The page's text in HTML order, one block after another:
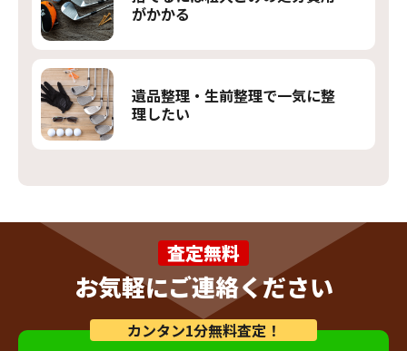
がかかる
遺品整理・生前整理で一気に整
理したい
査定無料
お気軽にご連絡ください
カンタン1分無料査定！